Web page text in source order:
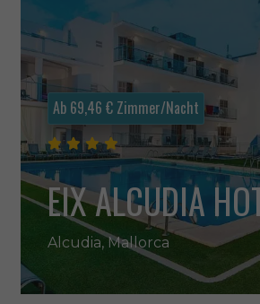
Ab 69,46 € Zimmer/Nacht
EIX ALCUDIA
Alcudia, Mallorca